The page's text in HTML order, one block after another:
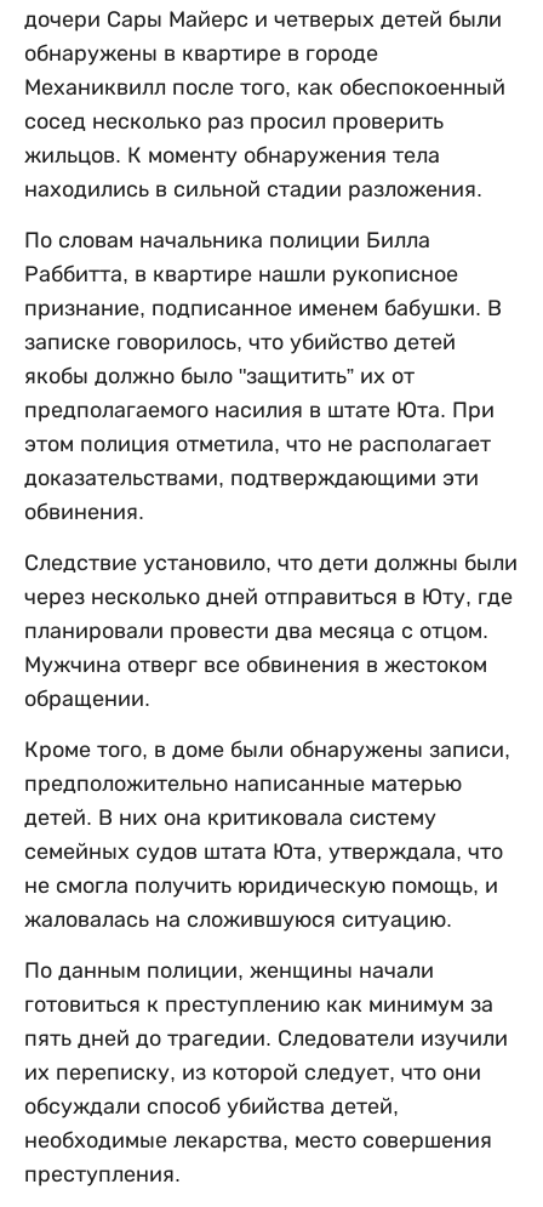
дочери Сары Майерс и четверых детей были
обнаружены в квартире в городе
Механиквилл после того, как обеспокоенный
сосед несколько раз просил проверить
жильцов. К моменту обнаружения тела
находились в сильной стадии разложения.
По словам начальника полиции Билла
Раббитта, в квартире нашли рукописное
признание, подписанное именем бабушки. В
записке говорилось, что убийство детей
якобы должно было "защитить” их от
предполагаемого насилия в штате Юта. При
этом полиция отметила, что не располагает
доказательствами, подтверждающими эти
обвинения.
Следствие установило, что дети должны были
через несколько дней отправиться в Юту, где
планировали провести два месяца с отцом.
Мужчина отверг все обвинения в жестоком
обращении.
Кроме того, в доме были обнаружены записи,
предположительно написанные матерью
детей. В них она критиковала систему
семейных судов штата Юта, утверждала, что
не смогла получить юридическую помощь, и
жаловалась на сложившуюся ситуацию.
По данным полиции, женщины начали
готовиться к преступлению как минимум за
пять дней до трагедии. Следователи изучили
их переписку, из которой следует, что они
обсуждали способ убийства детей,
необходимые лекарства, место совершения
преступления.